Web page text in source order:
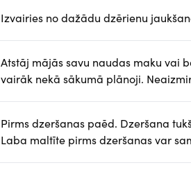
Izvairies no dažādu dzērienu
Atstāj mājās savu naudas maku vai
vairāk nekā sākumā plānoji.
Pirms dzeršanas paēd. Dzeršana
Laba maltīte pirms dzeršanas var